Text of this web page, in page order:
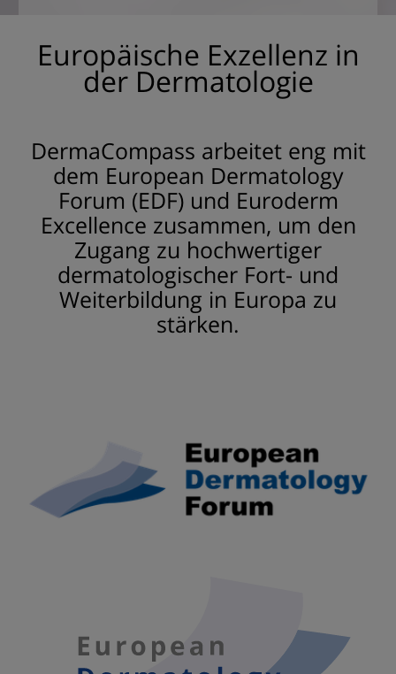
Europäische Exzellenz in
der Dermatologie
DermaCompass arbeitet eng mit
dem European Dermatology
Forum (EDF) und Euroderm
Excellence zusammen, um den
Zugang zu hochwertiger
dermatologischer Fort- und
Weiterbildung in Europa zu
stärken.